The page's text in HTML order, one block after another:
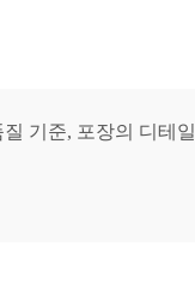
기준, 포장의 디테일